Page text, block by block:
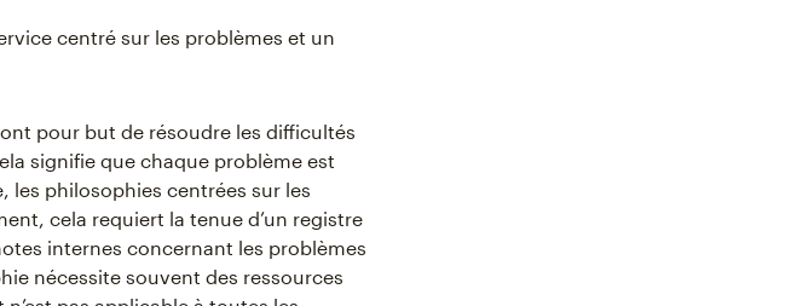
centré sur les problèmes et un
pour but de résoudre les difficultés
signifie que chaque problème est
les philosophies centrées sur les
cela requiert la tenue d’un registre
internes concernant les problèmes
nécessite souvent des ressources